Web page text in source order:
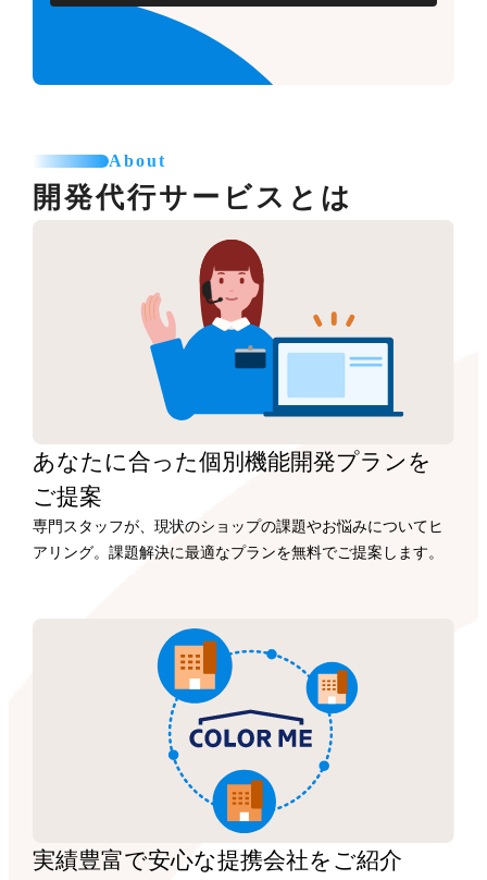
About
開発代行サービスとは
あなたに合った個別機能開発プランを
ご提案
専門スタッフが、現状のショップの課題やお悩みについてヒ
アリング。課題解決に最適なプランを無料でご提案します。
実績豊富で安心な提携会社を ご紹介